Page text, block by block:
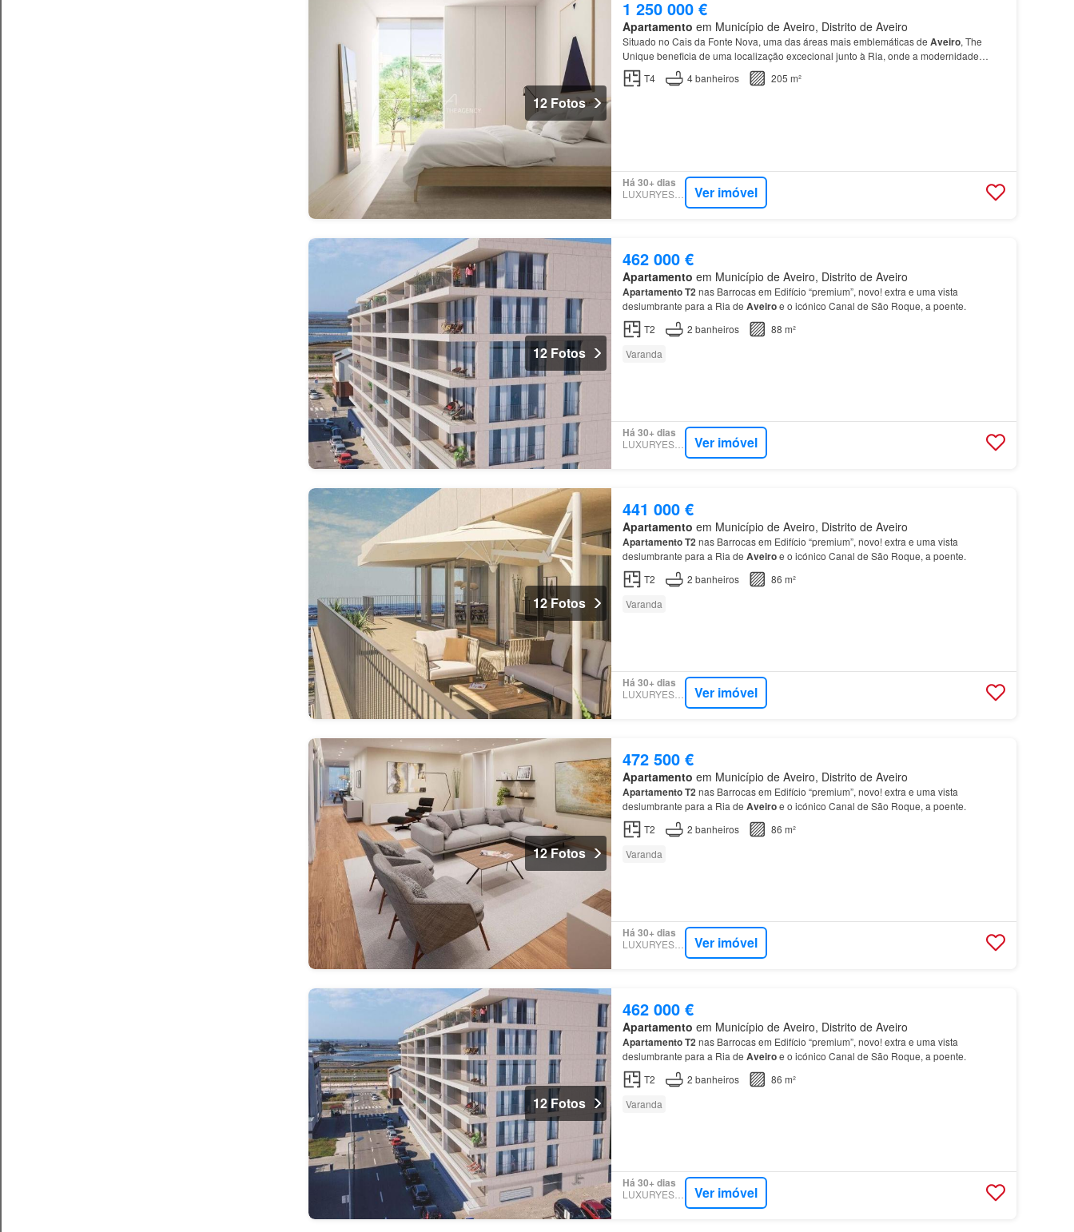
12 Fotos
1 250 000 €
Apartamento em Município de Aveiro, Distrito de Aveiro
Situado no Cais da Fonte Nova, uma das áreas mais emblemáticas de Aveiro, The
Unique beneficia de uma localização excecional junto à Ria, onde a modernidade
culturais…
T4 4banheiros 205 m²
Há 30+ dias
LUXURYESTATE Ver imóvel
12 Fotos
462 000 €
Apartamento em Município de Aveiro, Distrito de Aveiro
ApartamentoT2nas Barrocas em Edifício “premium”, novo! extra e uma vista
deslumbrante para a Ria de Aveiroe o icónico Canal de São Roque, a poente.
T2
2 banheiros
88 m²
Varanda
Há 30+ dias
LUXURYESTATE Ver imóvel
12 Fotos
441 000 €
Apartamento em Município de Aveiro, Distrito de Aveiro
ApartamentoT2nas Barrocas em Edifício “premium”, novo! extra e uma vista
deslumbrante para a Ria de Aveiroe o icónico Canal de São Roque, a poente.
T2
2 banheiros
86 m²
Varanda
Há 30+ dias
LUXURYESTATE Ver imóvel
12 Fotos
472 500 €
Apartamento em Município de Aveiro, Distrito de Aveiro
ApartamentoT2nas Barrocas em Edifício “premium”, novo! extra e uma vista
deslumbrante para a Ria de Aveiroe o icónico Canal de São Roque, a poente.
T2
2 banheiros
86 m²
Varanda
Há 30+ dias
LUXURYESTATE Ver imóvel
12 Fotos
462 000 €
Apartamento em Município de Aveiro, Distrito de Aveiro
ApartamentoT2nas Barrocas em Edifício “premium”, novo! extra e uma vista
deslumbrante para a Ria de Aveiroe o icónico Canal de São Roque, a poente.
T2
2 banheiros
86 m²
Varanda
Há 30+ dias
LUXURYESTATE Ver imóvel